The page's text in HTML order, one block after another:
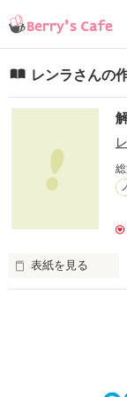
レンラさんの
表紙を見る